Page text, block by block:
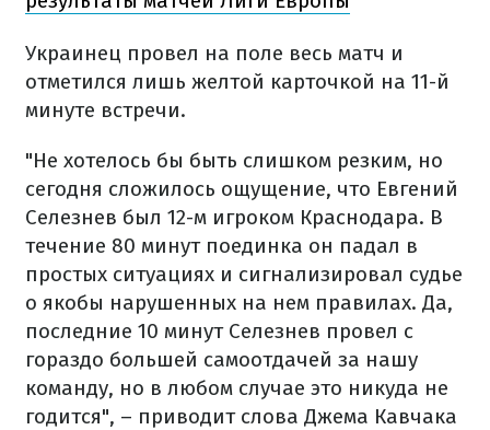
Украинец провел на поле весь матч и
отметился лишь желтой карточкой на 11-й
минуте встречи.
"Не хотелось бы быть слишком резким, но
сегодня сложилось ощущение, что Евгений
Селезнев был 12-м игроком Краснодара. В
течение 80 минут поединка он падал в
простых ситуациях и сигнализировал судье
о якобы нарушенных на нем правилах. Да,
последние 10 минут Селезнев провел с
гораздо большей самоотдачей за нашу
команду, но в любом случае это никуда не
годится", – приводит слова Джема Кавчака